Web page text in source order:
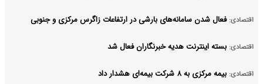
اقتصادی: فعال شدن سامانه‌های بارشی در ارتفاعات زاگرس مرکزی و جنوبی
اقتصادی: بسته اینترنت هدیه خبرنگاران فعال شد
اقتصادی: بیمه مرکزی به ۸ شرکت بیمه‌ای هشدار داد